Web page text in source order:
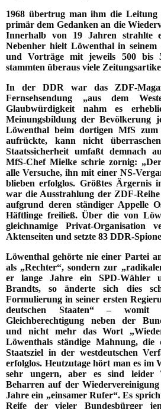
1968 übertrug man ihm die Leitung
primär dem Gedanken an die
Innerhalb von 19 Jahren strahlte
Nebenher hielt Löwenthal in
und Vorträge mit jeweils 500 bis
stammten überaus viele
In der DDR war das ZDF-
Fernsehsendung „aus dem
Glaubwürdigkeit nahm es
Meinungsbildung der Bevölkerung
Löwenthal beim dortigen MfS zum
aufrückte, kann nicht
Staatssicherheit umfaßt demnach
MfS-Chef Mielke schrie zornig:
alle Versuche, ihn mit einer NS-
blieben erfolglos. Größtes Ärgernis
war die Ausstrahlung der ZDF-
aufgrund deren ständiger Appelle
Häftlinge freiließ. Über die von
gleichnamige Privat-Organisation
Aktenseiten und setzte 83 DDR-
Löwenthal gehörte nie einer Partei
als „Rechter“, sondern zur
er lange Jahre ein SPD-Wähler
Brandts, so änderte sich dies
Formulierung in seiner ersten
deutschen Staaten“ –
Gleichberechtigung neben der
und nicht mehr das Wort
Löwenthals ständige Mahnung, die
Staatsziel in der westdeutschen
erfolglos. Heutzutage hört man es im
sehr ungern, aber es sind leider
Beharren auf der
Jahre ein „einsamer Rufer“. Es
Reife der vieler Bundesbürger